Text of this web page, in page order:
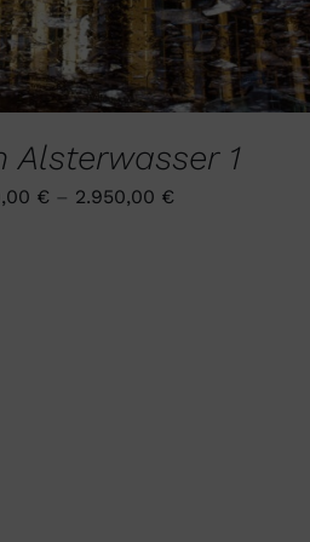
MEHRERE
VARIANTEN
AUF.
DIE
OPTIONEN
AUF
PRODUKTSEITE
Alsterwasser 1
€ – 2.950,00 €